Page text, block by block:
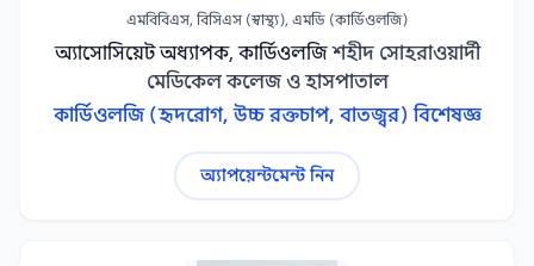
এমবিবিএস, বিসিএস (স্বাস্থ্য), এমডি (কার্ডিওলজি)
অ্যাসোসিয়েট অধ্যাপক, কার্ডিওলজি শহীদ সোহরাওয়ার্দী
মেডিকেল কলেজ ও হাসপাতাল
কার্ডিওলজি (হৃদরোগ, উচ্চ রক্তচাপ, বাতজ্বর) বিশেষজ্ঞ
অ্যাপয়েন্টমেন্ট নিন